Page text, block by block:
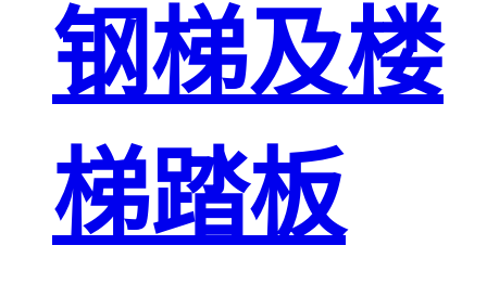
钢梯及楼
梯踏板